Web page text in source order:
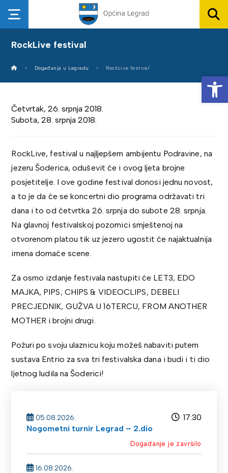
RockLive festival
Događanja u Legradu RockLive festival
Četvrtak, 26. srpnja 2018.
Subota, 28. srpnja 2018.
RockLive, festival u najljepšem ambijentu Podravine, na
jezeru Šoderica, oduševit će i ovog ljeta brojne
posjetitelje. I ove godine festival donosi jednu novost,
a to je da će se koncertni dio programa održavati tri
dana i to od četvrtka 26. srpnja do subote 28. srpnja.
Na glavnoj festivalskoj pozornici smještenoj na
otvorenom platou tik uz jezero ugostit će najaktualnija
imena domaće scene.
Za osmo izdanje festivala nastupiti će LET3, EDO
MAJKA, PIPS; CHIPS & VIDEOCLIPS, DEBELI
PRECJEDNIK, GUŽVA U 16TERCU, FROM ANOTHER
MOTHER i brojni drugi.
Požuri po svoju ulaznicu koju možeš nabaviti putem
sustava Entrio za sva tri festivalska dana i budi i ti dio
ljetnog ludila na Šoderici!
05.08.2026.
17:30
Nogometni turnir Legrad – 2.dio
Događanje je završilo
16.08.2026.